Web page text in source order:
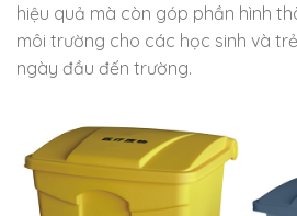
hiệu quả mà còn góp phần hình
môi trường cho các học sinh và
ngày đầu đến trường.